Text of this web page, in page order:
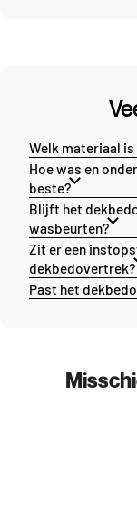
Welk materiaal
Hoe was en
beste?
Blijft het
wasbeurten?
Zit er een
dekbedovertrek?
Past het